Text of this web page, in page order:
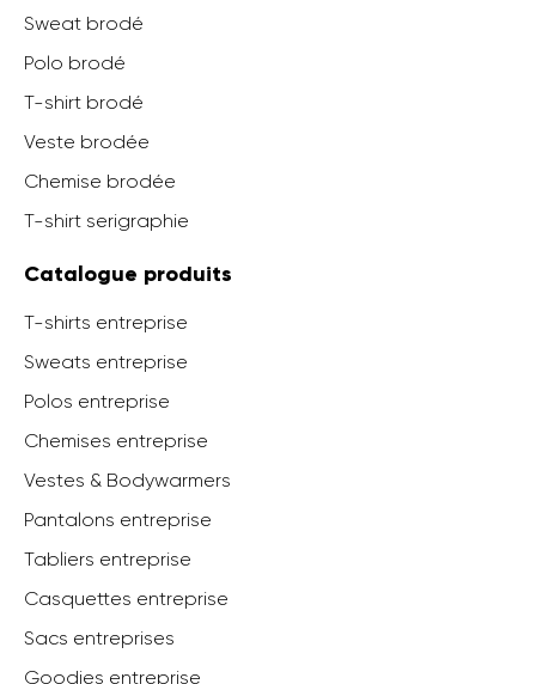
Sweat brodé
Polo brodé
T-shirt brodé
Veste brodée
Chemise brodée
T-shirt serigraphie
Catalogue produits
T-shirts entreprise
Sweats entreprise
Polos entreprise
Chemises entreprise
Vestes & Bodywarmers
Pantalons entreprise
Tabliers entreprise
Casquettes entreprise
Sacs entreprises
Goodies entreprise